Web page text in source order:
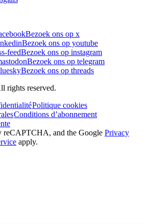
Bezoek ons op x
Bezoek ons op youtube
feedBezoek ons op instagram
Bezoek ons op telegram
Bezoek ons op threads
rights reserved.
Politique cookies
Conditions d’abonnement
reCAPTCHA, and the Google Privacy
apply.